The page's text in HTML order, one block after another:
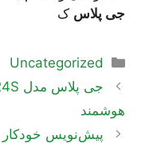
جی پلاس ک
دسته‌ها
Uncategorized
ناوبری
نوشته‌ها
هوشمند
پیش‌نویس خودکار